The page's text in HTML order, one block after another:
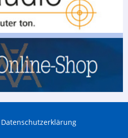
Datenschutzerklärung